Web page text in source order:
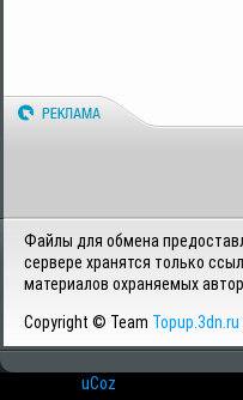
Файлы для обмена
сервере хранятся только
материалов охраняемых
Copyright © Team Topup.3dn.ru
uCoz